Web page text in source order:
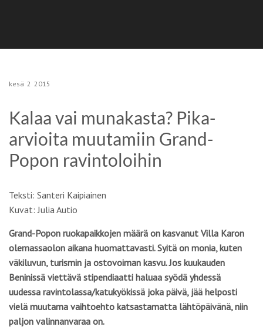
kesä 2 2015
Kalaa vai munakasta? Pika-
arvioita muutamiin Grand-
Popon ravintoloihin
Teksti: Santeri Kaipiainen
Kuvat: Julia Autio
Grand-Popon ruokapaikkojen määrä on kasvanut Villa Karon
olemassaolon aikana huomattavasti. Syitä on monia, kuten
väkiluvun, turismin ja ostovoiman kasvu. Jos kuukauden
Beninissä viettävä stipendiaatti haluaa syödä yhdessä
uudessa ravintolassa/katukyökissä joka päivä, jää helposti
vielä muutama vaihtoehto katsastamatta lähtöpäivänä, niin
paljon valinnanvaraa on.